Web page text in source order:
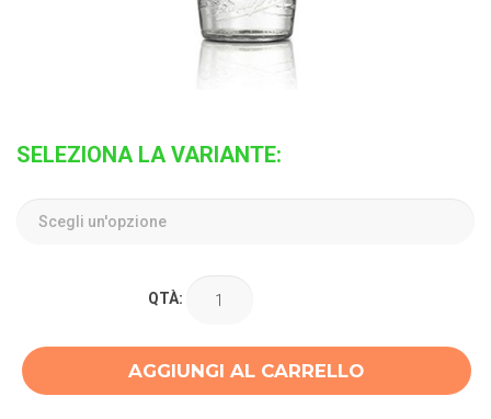
SELEZIONA LA VARIANTE:
QTÀ:
AGGIUNGI AL CARRELLO